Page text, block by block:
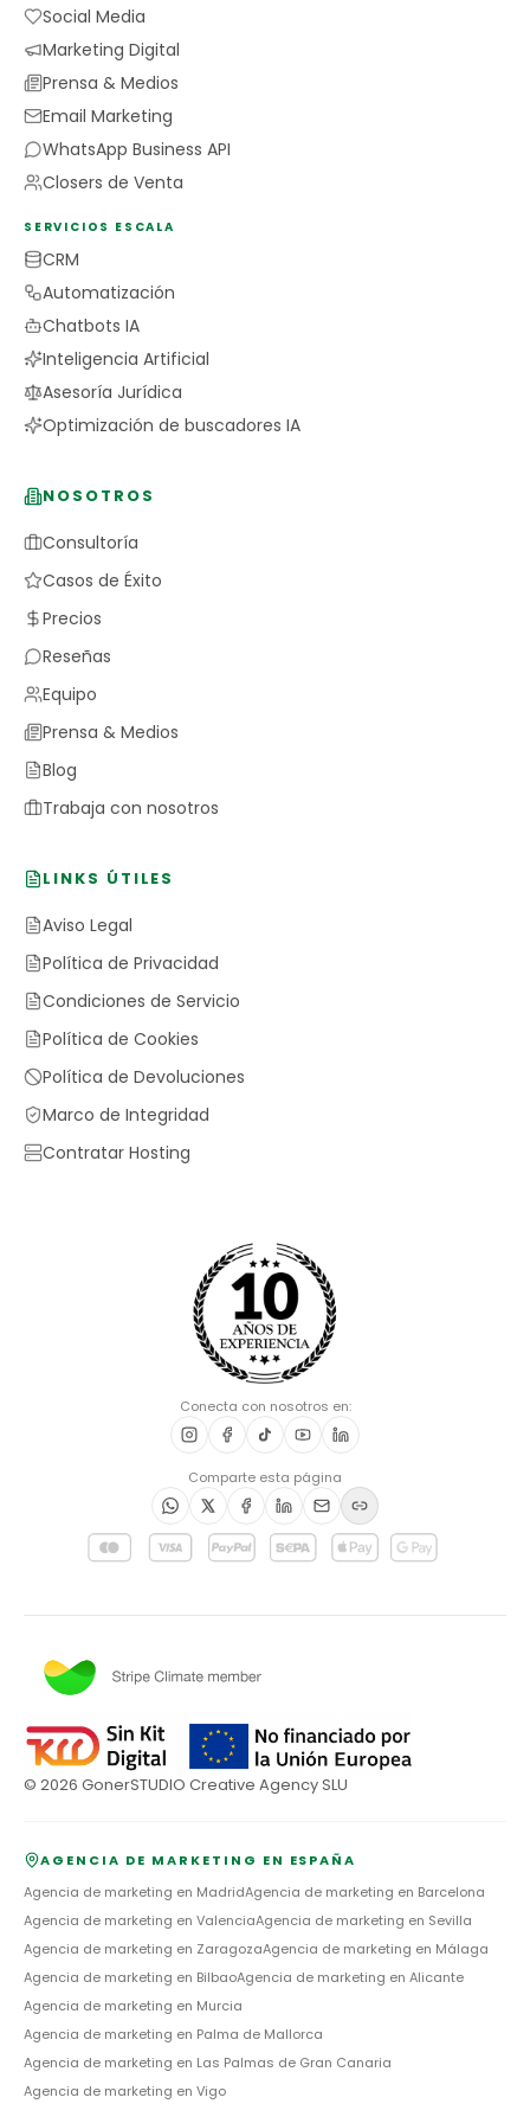
Social Media
Marketing Digital
Prensa & Medios
Email Marketing
WhatsApp Business API
Closers de Venta
SERVICIOS ESCALA
CRM
Automatización
Chatbots IA
Inteligencia Artificial
Asesoría Jurídica
Optimización de buscadores IA
NOSOTROS
Consultoría
Casos de Éxito
Precios
Reseñas
Equipo
Prensa & Medios
Blog
Trabaja con nosotros
LINKS ÚTILES
Aviso Legal
Política de Privacidad
Condiciones de Servicio
Política de Cookies
Política de Devoluciones
Marco de Integridad
Contratar Hosting
Conecta con nosotros en:
Comparte esta página
© 2026 GonerSTUDIO Creative Agency SLU
AGENCIA DE MARKETING EN ESPAÑA
Agencia de marketing en MadridAgencia de marketing en Barcelona
Agencia de marketing en ValenciaAgencia de marketing en Sevilla
Agencia de marketing en ZaragozaAgencia de marketing en Málaga
Agencia de marketing en BilbaoAgencia de marketing en Alicante
Agencia de marketing en Murcia
Agencia de marketing en Palma de Mallorca
Agencia de marketing en Las Palmas de Gran Canaria
Agencia de marketing en Vigo